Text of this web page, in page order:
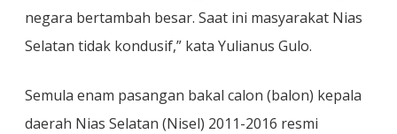
negara bertambah besar. Saat ini masyarakat Nias
Selatan tidak kondusif,” kata Yulianus Gulo.
Semula enam pasangan bakal calon (balon) kepala
daerah Nias Selatan (Nisel) 2011-2016 resmi